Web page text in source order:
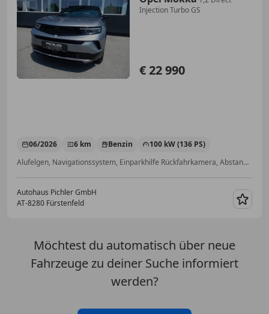
Injection Turbo GS
€ 22 990
06/2026 6 km Benzin
100 kW (136 PS)
Alufelgen, Navigationssystem, Einparkhilfe Rückfahrkamera, Abstandstempomat, Sitzheizung, Elektrische Fensterheber, Beheizbares Lenkrad, Schlüssellose Zentralverriegelung
Autohaus Pichler GmbH
AT-8280 Fürstenfeld
Möchtest du automatisch über neue
Fahrzeuge zu deiner Suche informiert
werden?